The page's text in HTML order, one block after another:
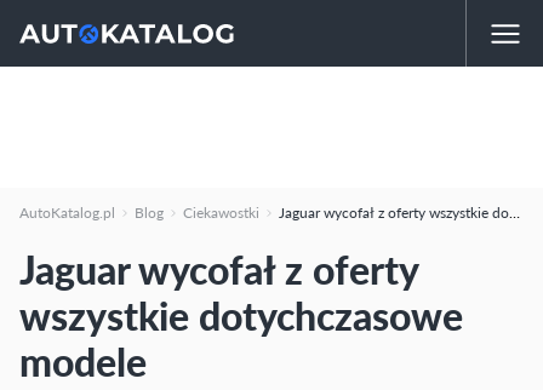
AutoKatalog.pl Blog Ciekawostki Jaguar wycofał z oferty wszystkie dotychczasowe modele
Jaguar wycofał z oferty
wszystkie dotychczasowe
modele